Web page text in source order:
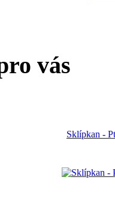
vás
Sklípkan -